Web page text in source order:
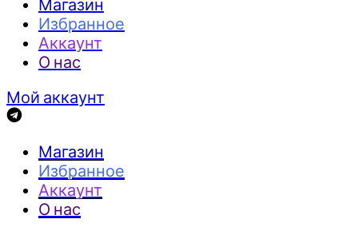
Магазин
Избранное
Аккаунт
О нас
Мой аккаунт
Магазин
Избранное
Аккаунт
О нас